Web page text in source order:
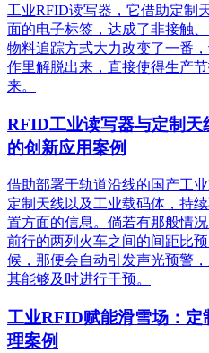
工业RFID读写器，它借助定制
面的电子标签，达成了非接触
物料追踪方式大力改变了一番
作里解脱出来，直接使得生产
来。
RFID工业读写器与定制天
的创新应用案例
借助部署于轨道沿线的国产工
定制天线以及工业载码体，持
置方面的信息。倘若有那般情
前行的两列火车之间的间距比
候，那便会自动引发声光预警
其能够及时进行干预。
工业RFID赋能滑雪场：
理案例